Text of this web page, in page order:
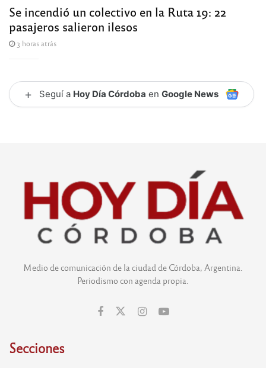
Se incendió un colectivo en la Ruta 19: 22
pasajeros salieron ilesos
3 horas atrás
+ Seguí a Hoy Día Córdoba en Google News
Medio de comunicación de la ciudad de Córdoba, Argentina.
Periodismo con agenda propia.
Secciones